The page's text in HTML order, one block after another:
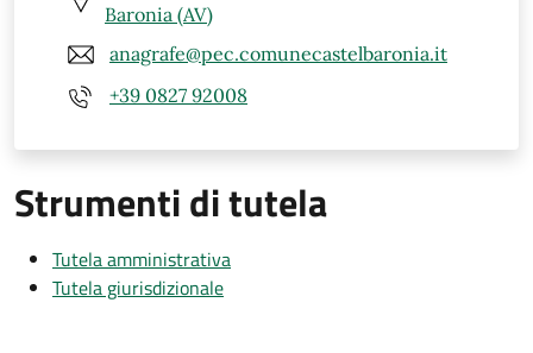
Baronia (AV)
anagrafe@pec.comunecastelbaronia.it
+39 0827 92008
Strumenti di tutela
Tutela amministrativa
Tutela giurisdizionale